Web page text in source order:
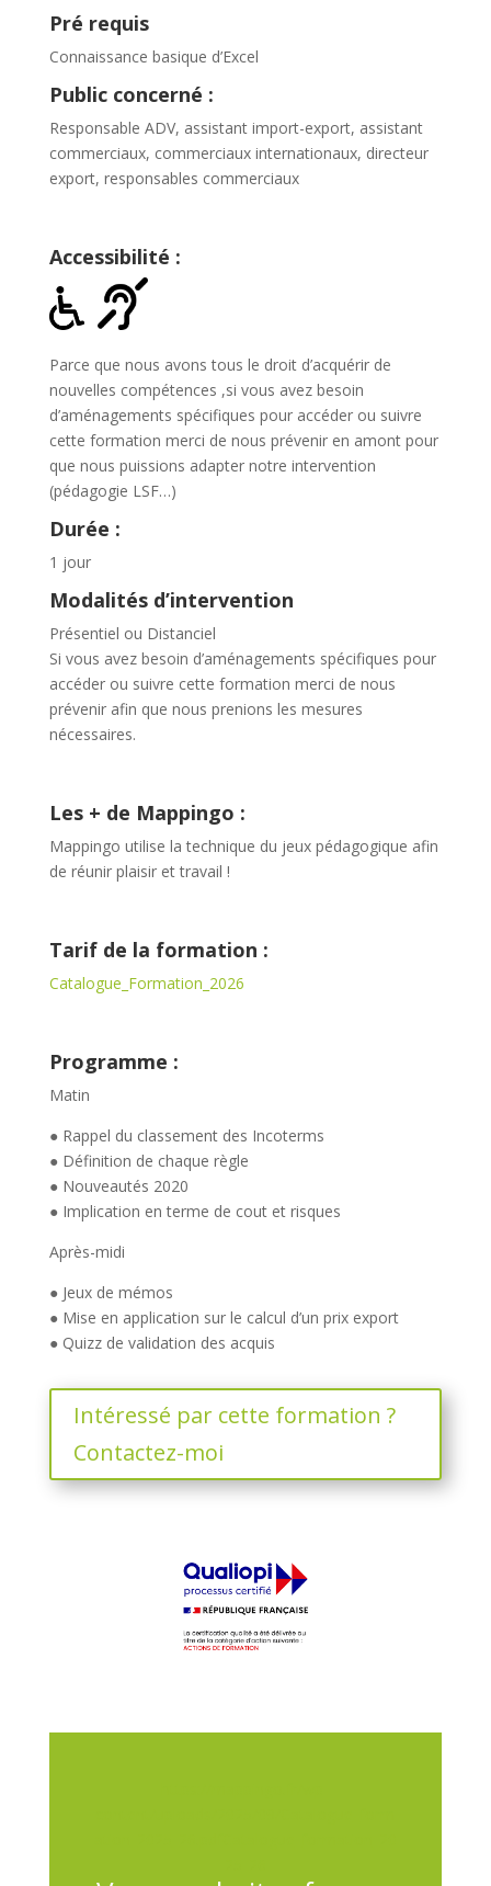
Pré requis
Connaissance basique d’Excel
Public concerné :
Responsable ADV, assistant import-export, assistant
commerciaux, commerciaux internationaux, directeur
export, responsables commerciaux
Accessibilité :
Parce que nous avons tous le droit d’acquérir de
nouvelles compétences ,si vous avez besoin
d’aménagements spécifiques pour accéder ou suivre
cette formation merci de nous prévenir en amont pour
que nous puissions adapter notre intervention
(pédagogie LSF…)
Durée :
1 jour
Modalités d’intervention
Présentiel ou Distanciel
Si vous avez besoin d’aménagements spécifiques pour
accéder ou suivre cette formation merci de nous
prévenir afin que nous prenions les mesures
nécessaires.
Les + de Mappingo :
Mappingo utilise la technique du jeux pédagogique afin
de réunir plaisir et travail !
Tarif de la formation :
Catalogue_Formation_2026
Programme :
Matin
● Rappel du classement des Incoterms
● Définition de chaque règle
● Nouveautés 2020
● Implication en terme de cout et risques
Après-midi
● Jeux de mémos
● Mise en application sur le calcul d’un prix export
● Quizz de validation des acquis
Intéressé par cette formation ?
Contactez-moi